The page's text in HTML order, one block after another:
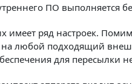
ПО выполняется
имеет ряд настроек.
любой подходящий
для пересылки